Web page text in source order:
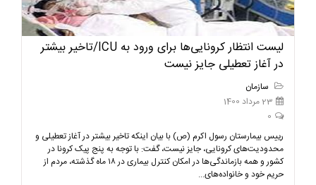
لیست انتظار کرونایی‌ها برای ورود به ICU/تاخیر بیشتر
در آغاز تعطیلی جایز نیست
سازمان
23 مرداد 1400
0
رییس بیمارستان رسول اکرم (ص) با بیان اینکه تاخیر بیشتر در آغاز تعطیلی و
محدودیت‌های کرونایی، جایز نیست، گفت: با توجه به پنج پیک کرونا در
کشور و همه بازماندگی‌ها در امکان کنترل بیماری در ۱۸ ماه گذشته، مردم از
حریم خود و خانواده‌های...